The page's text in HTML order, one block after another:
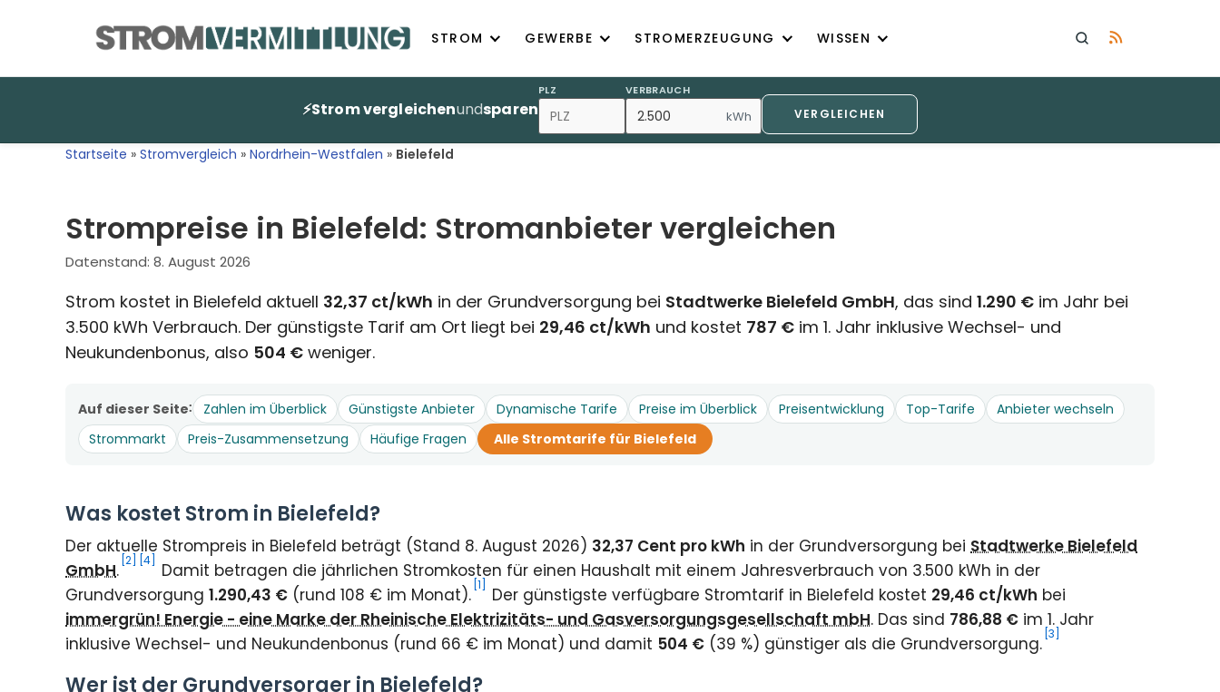
STROM GEWERBE STROMERZEUGUNG WISSEN
⚡Strom vergleichenundsparen
PLZ VERBRAUCH
kWh VERGLEICHEN
Startseite » Stromvergleich » Nordrhein-Westfalen » Bielefeld
Strompreise in Bielefeld: Stromanbieter vergleichen
Datenstand: 8. August 2026
Strom kostet in Bielefeld aktuell 32,37 ct/kWh in der Grundversorgung bei Stadtwerke Bielefeld GmbH, das sind 1.290 € im Jahr bei
3.500 kWh Verbrauch. Der günstigste Tarif am Ort liegt bei 29,46 ct/kWh und kostet 787 € im 1. Jahr inklusive Wechsel- und
Neukundenbonus, also 504 € weniger.
Auf dieser Seite
Alle Stromtarife für Bielefeld
Zahlen im Überblick Günstigste Anbieter Dynamische Tarife Preise im Überblick Preisentwicklung Top-Tarife
Anbieter wechseln
Strommarkt
Preis-Zusammensetzung Häufige Fragen
Was kostet Strom in Bielefeld?
Der aktuelle Strompreis in Bielefeld beträgt (Stand 8. August 2026) 32,37 Cent pro kWh in der Grundversorgung bei Stadtwerke Bielefeld
GmbH. [2] [4]
Damit betragen die jährlichen Stromkosten für einen Haushalt mit einem Jahresverbrauch von 3.500 kWh in der
Grundversorgung 1.290,43 € (rund 108 € im Monat). [1] Der günstigste verfügbare Stromtarif in Bielefeld kostet 29,46 ct/kWh bei
immergrün! Energie - eine Marke der Rheinische Elektrizitäts- und Gasversorgungsgesellschaft mbH. Das sind 786,88 € im 1. Jahr
inklusive Wechsel- und Neukundenbonus (rund 66 € im Monat) und damit 504 € (39 %) günstiger als die Grundversorgung. [3]
Wer ist der Grundversorger in Bielefeld?